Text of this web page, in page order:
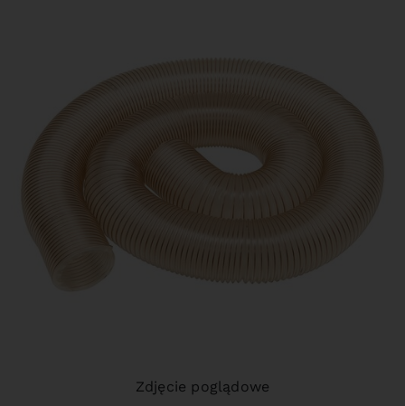
Zdjęcie poglądowe